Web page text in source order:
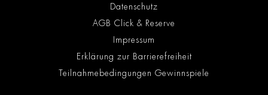
Datenschutz
AGB Click & Reserve
Impressum
Erklärung zur Barrierefreiheit
Teilnahmebedingungen Gewinnspiele